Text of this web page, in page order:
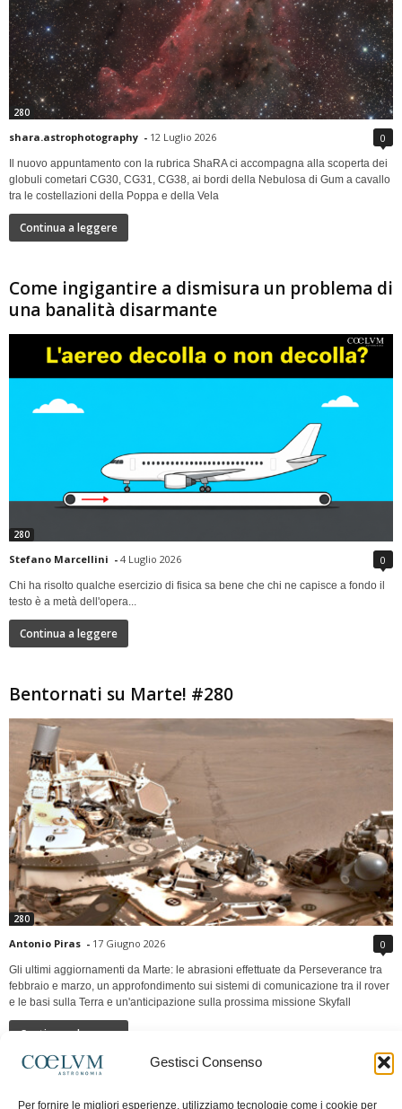
Gestisci Consenso
Per fornire le migliori esperienze, utilizziamo tecnologie come i cookie per
280
shara.astrophotography - 12 Luglio 2026 0
Il nuovo appuntamento con la rubrica ShaRA ci accompagna alla scoperta dei
globuli cometari CG30, CG31, CG38, ai bordi della Nebulosa di Gum a cavallo
tra le costellazioni della Poppa e della Vela
Continua a leggere
Come ingigantire a dismisura un problema di
una banalità disarmante
280
Stefano Marcellini - 4 Luglio 2026 0
Chi ha risolto qualche esercizio di fisica sa bene che chi ne capisce a fondo il
testo è a metà dell'opera...
Continua a leggere
Bentornati su Marte! #280
280
Antonio Piras - 17 Giugno 2026 0
Gli ultimi aggiornamenti da Marte: le abrasioni effettuate da Perseverance tra
febbraio e marzo, un approfondimento sui sistemi di comunicazione tra il rover
e le basi sulla Terra e un'anticipazione sulla prossima missione Skyfall
Continua a leggere